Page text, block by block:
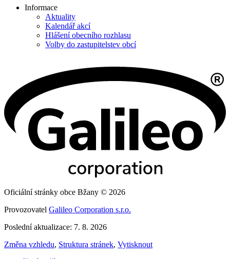
Informace
Aktuality
Kalendář akcí
Hlášení obecního rozhlasu
Volby do zastupitelstev obcí
Oficiální stránky obce Bžany © 2026
Provozovatel Galileo Corporation s.r.o.
Poslední aktualizace: 7. 8. 2026
Změna vzhledu, Struktura stránek, Vytisknout